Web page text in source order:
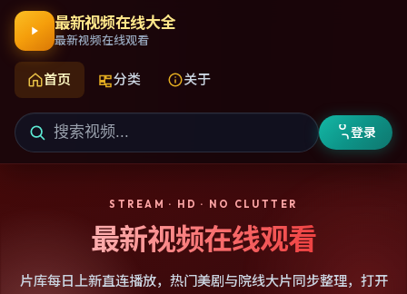
最新视频在线大全
最新视频在线观看
首页 分类 关于
登录
STREAM · HD · NO CLUTTER
最新视频在线观看
片库每日上新直连播放，热门美剧与院线大片同步整理，打开